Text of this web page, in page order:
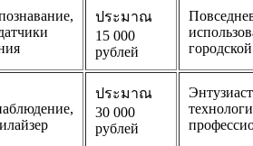
ประมาณ
15 000
рублей
ประมาณ
30 000
рублей